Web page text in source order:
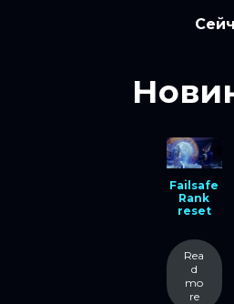
Failsafe
Rank
reset
Rea
d
mo
re